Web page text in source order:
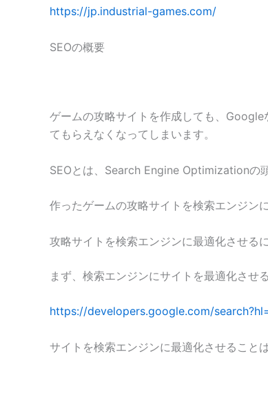
https://jp.industrial-games.com/
SEOの概要
ゲームの攻略サイトを作成しても、
てもらえなくなってしまいます。
SEOとは、Search Engine Optimizationの
作ったゲームの攻略サイトを検索エンジン
攻略サイトを検索エンジンに最適化させる
まず、検索エンジンにサイトを最適化させ
https://developers.google.com/
サイトを検索エンジンに最適化させること